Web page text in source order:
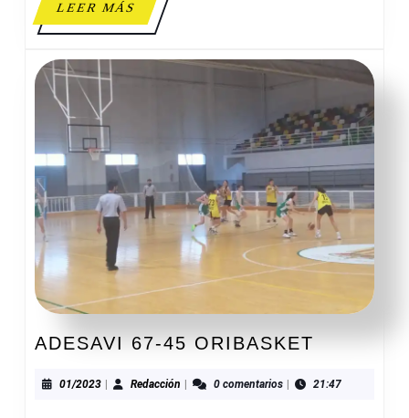
LEER MÁSLEER
MÁS
ADESAVI 67-45 ORIBASKET
45
01/202301/2023Redacción Redacción0 comentarios 21:47